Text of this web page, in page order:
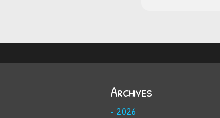
Archives
2026